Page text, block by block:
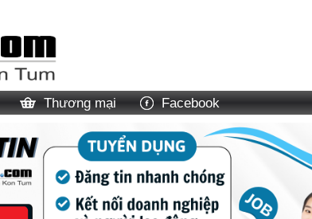
Thương mại Facebook